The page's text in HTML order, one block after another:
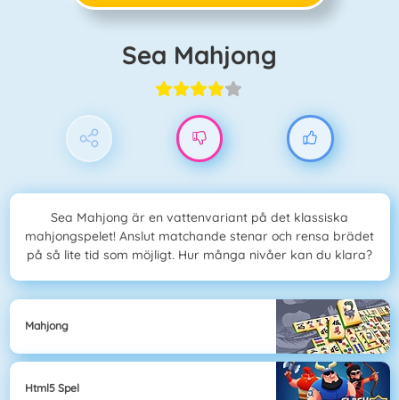
Sea Mahjong
Sea Mahjong är en vattenvariant på det klassiska
mahjongspelet! Anslut matchande stenar och rensa brädet
på så lite tid som möjligt. Hur många nivåer kan du klara?
Mahjong
Html5 Spel